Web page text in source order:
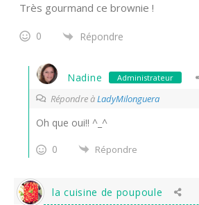
Très gourmand ce brownie !
0 Répondre
Nadine Administrateur
Répondre àLadyMilonguera
Oh que oui!! ^_^
0
Répondre
la cuisine de poupoule